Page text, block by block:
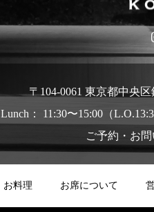
〒104-0061 東京都中央
Lunch： 11:30〜15:00（
ご予約・お問
お料理 お席について